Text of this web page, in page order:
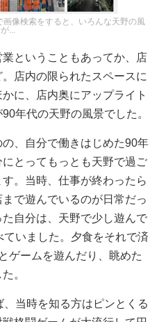
画像検索をすると、いろんな天野の風
...
ということもあってか、店
店内の限られたスペースに
に、店内奥にアップライト
年代の天野の風景でした。
、自分で働きはじめた90年
とってもっとも天野で過ご
。当時、仕事が終わったら
で遊んでいるのが日常だっ
自分は、天野で少し遊んで
いました。夕食をそれで済
ゲームを遊んだり、眺めた
。
当時を知る方はピンとくる